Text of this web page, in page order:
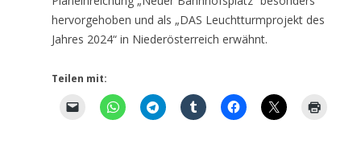
hervorgehoben und als „DAS Leuchtturmprojekt des
Jahres 2024“ in Niederösterreich erwähnt.
Teilen mit: